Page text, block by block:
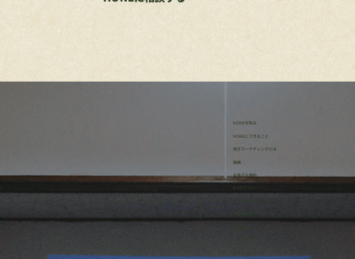
HONEを知る
HONEにできること
地方マーケティングとは
実績
お役立ち資料
4つのプラン
・リサーチサポートプラン
・事業伴走プラン
ほねろぐ